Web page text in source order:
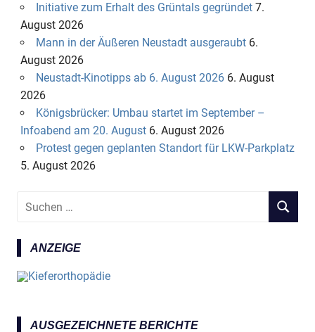
Initiative zum Erhalt des Grüntals gegründet 7.
August 2026
Mann in der Äußeren Neustadt ausgeraubt 6.
August 2026
Neustadt-Kinotipps ab 6. August 2026 6. August
2026
Königsbrücker: Umbau startet im September –
Infoabend am 20. August 6. August 2026
Protest gegen geplanten Standort für LKW-Parkplatz
5. August 2026
e
ANZEIGE
AUSGEZEICHNETE BERICHTE